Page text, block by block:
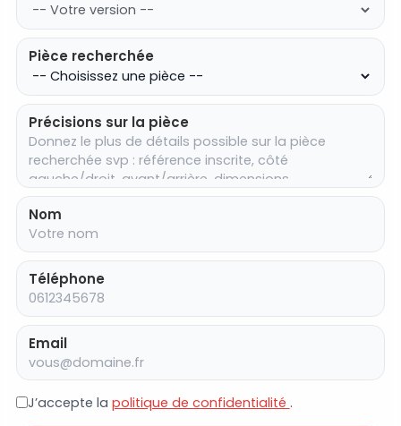
Pièce recherchée
Précisions sur la pièce
Nom
Téléphone
Email
J’accepte la politique de confidentialité .